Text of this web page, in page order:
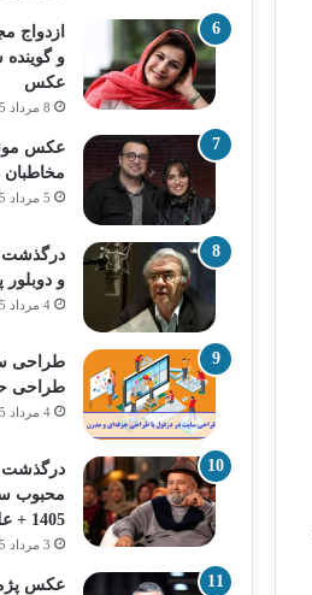
ازدواج
و گوینده
عکس
8 مرداد 1405
عکس
5 مرداد 1405
درگذشت
و
4 مرداد 1405
طراحی
طراحی
4 مرداد 1405
درگذشت
1405 + علت فوت
3 مرداد 1405
عکس